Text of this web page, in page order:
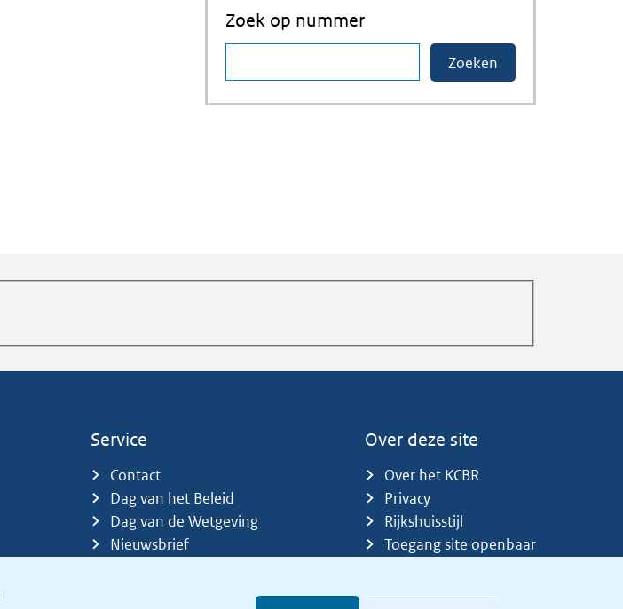
Zoek op nummer
Service
Contact
Dag van het Beleid
Dag van de Wetgeving
Nieuwsbrief
Over deze site
Over het KCBR
Privacy
Rijkshuisstijl
Toegang site openbaar